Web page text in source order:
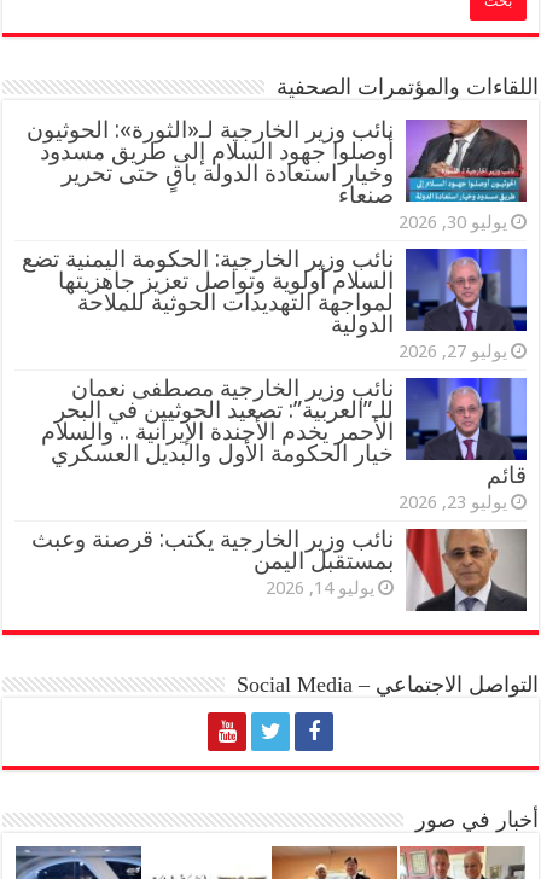
اللقاءات والمؤتمرات الصحفية
‏نائب وزير الخارجية لـ«الثورة»: الحوثيون
أوصلوا جهود السلام إلى طريق مسدود
وخيار استعادة الدولة باقٍ حتى تحرير
صنعاء
يوليو 30, 2026
نائب وزير الخارجية: الحكومة اليمنية تضع
السلام أولوية وتواصل تعزيز جاهزيتها
لمواجهة التهديدات الحوثية للملاحة
الدولية
يوليو 27, 2026
نائب وزير الخارجية مصطفى نعمان
للـ”العربية”: تصعيد الحوثيين في البحر
الأحمر يخدم الأجندة الإيرانية .. والسلام
خيار الحكومة الأول والبديل العسكري
قائم
يوليو 23, 2026
نائب وزير الخارجية يكتب: قرصنة وعبث
بمستقبل اليمن
يوليو 14, 2026
التواصل الاجتماعي – Social Media
أخبار في صور